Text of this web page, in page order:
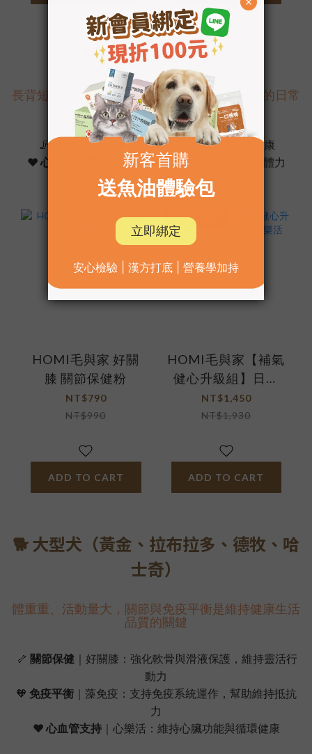
🦴 短腿犬（柯基、臘腸）
長背短腿天生可愛，需特別加強關節與心血管的日常
保健與支持
🦵 關節保健｜好關膝：維持靈活、維持關節健康
❤️ 心血管保養 ｜心樂活＋魚油：穩定循環、維持體力
HOMI毛與家 好關
膝 關節保健粉
NT$790
NT$990
ADD TO CART
✨ TOP 6 ✨
HOMI毛與家【補氣
健心升級組】日日
好魚油+心樂活
NT$1,450
NT$1,930
ADD TO CART
🐕 大型犬（黃金、拉布拉多、德牧、哈
士奇）
體重重、活動量大，關節與免疫平衡是維持健康生活
品質的關鍵
🦴 關節保健 ｜好關膝：強化軟骨與滑液保護，維持靈活行
動力
🧡 免疫平衡｜藻免疫：支持免疫系統運作，幫助維持抵抗
力
❤️ 心血管支持｜心樂活：維持心臟功能與循環健康